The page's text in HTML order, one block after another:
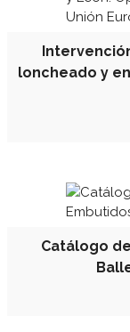
loncheado y
Catálogo